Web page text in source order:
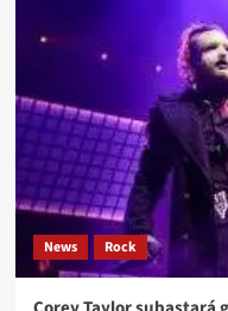
News Rock